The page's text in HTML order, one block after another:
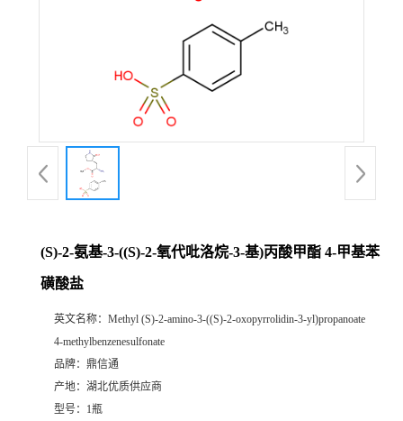
(S)-2-氨基-3-((S)-2-氧代吡洛烷-3-基)丙酸甲酯 4-甲基苯
磺酸盐
英文名称： Methyl (S)-2-amino-3-((S)-2-oxopyrrolidin-3-yl)propanoate
4-methylbenzenesulfonate
品牌： 鼎信通
产地： 湖北优质供应商
型号： 1瓶